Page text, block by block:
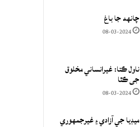
چانهه جا باغ
08-03-2024
ناول ڪتا: غيرانساني مخلوق
جي ڪٿا
08-03-2024
ميڊيا جي آزادي ۽ غيرجمھوري